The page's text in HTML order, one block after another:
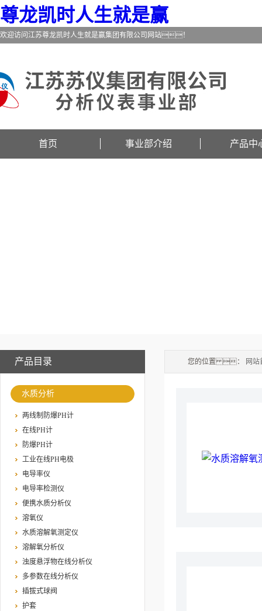
尊龙凯时人生就是赢
欢迎访问江苏尊龙凯时人生就是赢集团有限公司网站！
首页 事业部介绍 产品中
产品目录
水质分析
两线制防爆PH计
在线PH计
防爆PH计
工业在线PH电极
电导率仪
电导率检测仪
便携水质分析仪
溶氧仪
水质溶解氧测定仪
溶解氧分析仪
浊度悬浮物在线分析仪
多参数在线分析仪
插拔式球阀
护套
您的位置 ： 网站